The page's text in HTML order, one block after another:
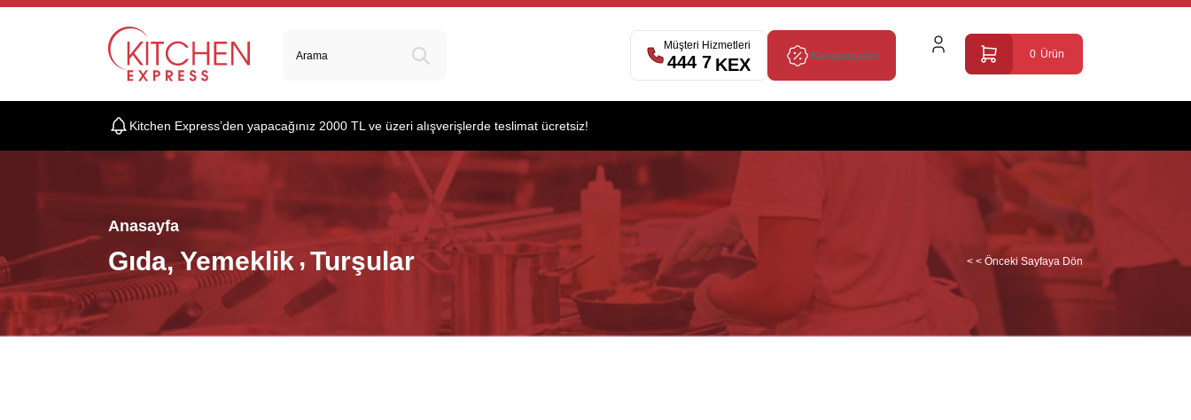
0 Ürün
Müşteri Hizmetleri
444 7
539
KEX
Kampanyalar
Kitchen Express’den yapacağınız 2000 TL ve üzeri alışverişlerde teslimat ücretsiz!
Anasayfa
Gıda, Yemeklik Turşular < < Önceki Sayfaya Dön